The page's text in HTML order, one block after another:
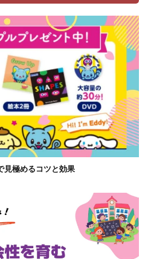
見極めるコツと効果